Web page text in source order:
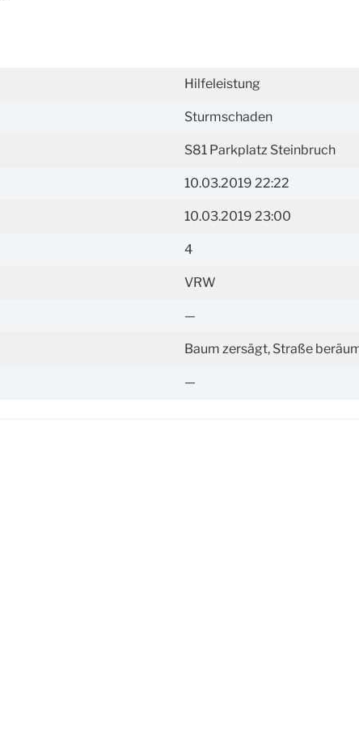
Hilfeleistung
Sturmschaden
S81 Parkplatz Steinbruch
10.03.2019 22:22
10.03.2019 23:00
4
VRW
—
Baum zersägt, Straße
—